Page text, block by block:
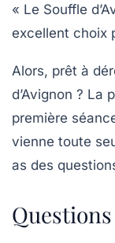
« Le Souffle
excellent choix
Alors, prêt à
d’Avignon ? La
première
vienne toute
as des